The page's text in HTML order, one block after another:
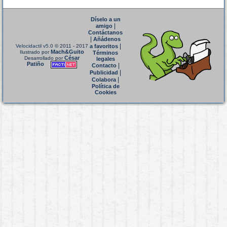
Velocidactil v5.0 © 2011 - 2017
Ilustrado porMach&Guito
Desarrollado porCésar
Patiño
Díselo a un
amigo|
Contáctanos
Añádenos
a favoritos
Términos
legales
Contacto|
Publicidad
Colabora|
Política de
Cookies